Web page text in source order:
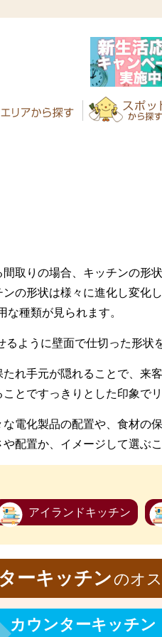
取りの場合、キッチンの形
の形状は様々に進化し変化
な種類が見られます。
るように壁面で仕切った形状
れ手元が隠れることで、来
とですっきりとした印象で
電化製品の配置や、食材の
配置か、イメージして選ぶ
アイランドキッチン
ーキッチンのオ
カウンターキッチン